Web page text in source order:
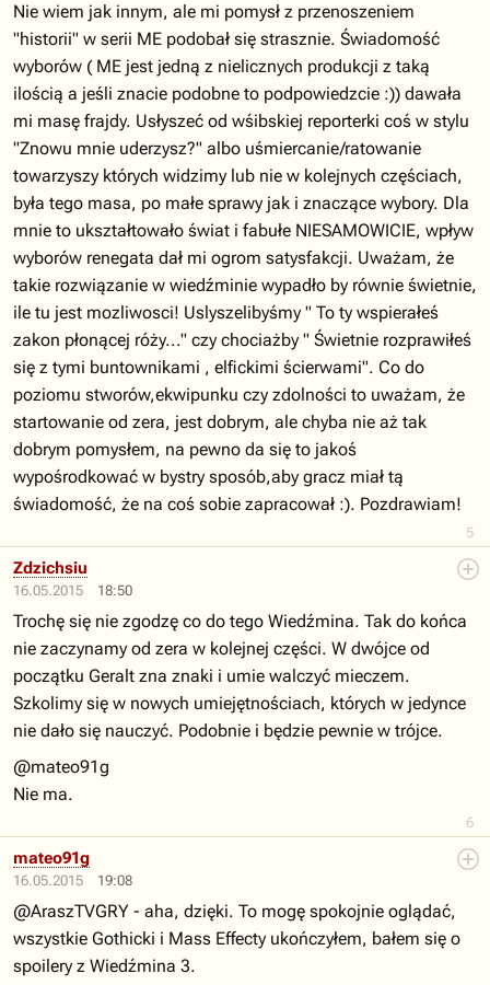
5
Nie wiem jak innym, ale mi pomysł z przenoszeniem
"historii" w serii ME podobał się strasznie. Świadomość
wyborów ( ME jest jedną z nielicznych produkcji z taką
ilością a jeśli znacie podobne to podpowiedzcie :)) dawała
mi masę frajdy. Usłyszeć od wśibskiej reporterki coś w stylu
"Znowu mnie uderzysz?" albo uśmiercanie/ratowanie
towarzyszy których widzimy lub nie w kolejnych częściach,
była tego masa, po małe sprawy jak i znaczące wybory. Dla
mnie to ukształtowało świat i fabułe NIESAMOWICIE, wpływ
wyborów renegata dał mi ogrom satysfakcji. Uważam, że
takie rozwiązanie w wiedźminie wypadło by równie świetnie,
ile tu jest mozliwosci! Uslyszelibyśmy " To ty wspierałeś
zakon płonącej róży..." czy chociażby " Świetnie rozprawiłeś
się z tymi buntownikami , elfickimi ścierwami". Co do
poziomu stworów,ekwipunku czy zdolności to uważam, że
startowanie od zera, jest dobrym, ale chyba nie aż tak
dobrym pomysłem, na pewno da się to jakoś
wypośrodkować w bystry sposób,aby gracz miał tą
świadomość, że na coś sobie zapracował :). Pozdrawiam!
16.05.2015 18:50
6
Zdzichsiu
Trochę się nie zgodzę co do tego Wiedźmina. Tak do końca
nie zaczynamy od zera w kolejnej części. W dwójce od
początku Geralt zna znaki i umie walczyć mieczem.
Szkolimy się w nowych umiejętnościach, których w jedynce
nie dało się nauczyć. Podobnie i będzie pewnie w trójce.
@mateo91g
Nie ma.
16.05.2015 19:08
mateo91g
@AraszTVGRY - aha, dzięki. To mogę spokojnie oglądać,
wszystkie Gothicki i Mass Effecty ukończyłem, bałem się o
spoilery z Wiedźmina 3.